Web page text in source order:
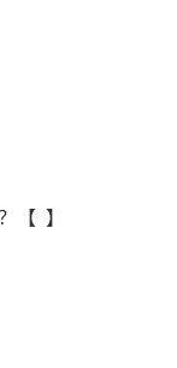
【 】